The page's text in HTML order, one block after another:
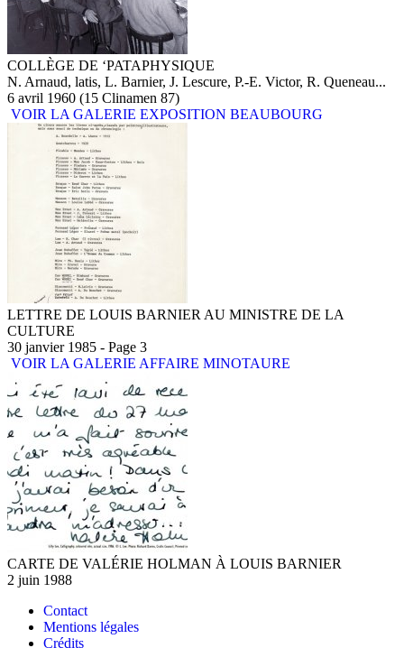
COLLÈGE DE ‘PATAPHYSIQUE
N. Arnaud, latis, L. Barnier, J. Lescure, P.-E. Victor, R. Queneau...
6 avril 1960 (15 Clinamen 87)
VOIR LA GALERIE EXPOSITION BEAUBOURG
LETTRE DE LOUIS BARNIER AU MINISTRE DE LA
CULTURE
30 janvier 1985 - Page 3
VOIR LA GALERIE AFFAIRE MINOTAURE
CARTE DE VALÉRIE HOLMAN À LOUIS BARNIER
2 juin 1988
Contact
Mentions légales
Crédits